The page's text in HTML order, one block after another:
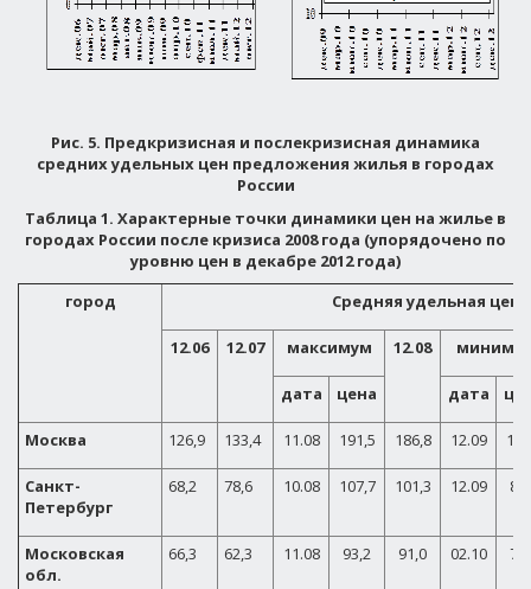
Рис. 5. Предкризисная и послекризисная динамика
средних удельных цен предложения жилья в городах
России
Таблица 1. Характерные точки динамики цен на жилье в
городах России после кризиса 2008 года (упорядочено по
уровню цен в декабре 2012 года)
город
Средняя удельная
12.06 12.07 максимум 12.08
дата цена дата
Москва 126,9 133,4 11.08 191,5 186,8 12.09
Санкт-
Петербург
68,2 78,6 10.08 107,7 101,3 12.09
Московская
обл.
66,3 62,3 11.08 93,2 91,0 02.10